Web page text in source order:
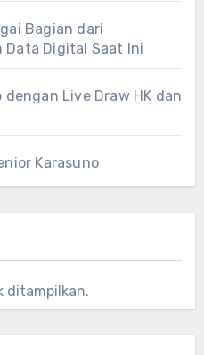
Bagian dari
Data Digital Saat Ini
dengan Live Draw HK dan
Karasuno
ditampilkan.